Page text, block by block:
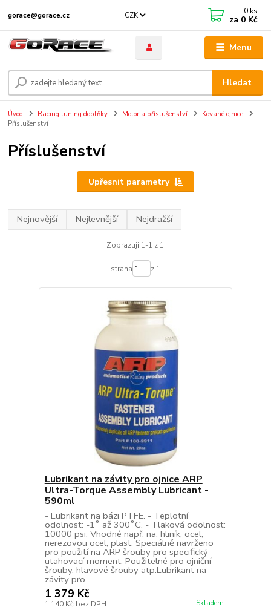
Menu
CZK
Hledat
gorace@gorace.cz 0 ks
za 0 Kč
Úvod Racing tuning doplňky Motor a příslušenství
Kované ojnice
Příslušenství
Příslušenství
Upřesnit parametry
Nejnovější Nejlevnější Nejdražší
Zobrazuji 1-1 z 1
strana z 1
Lubrikant na závity pro ojnice ARP
Ultra-Torque Assembly Lubricant -
590ml
- Lubrikant na bázi PTFE. - Teplotní
odolnost: -1˚ až 300˚C. - Tlaková odolnost:
10000 psi. Vhodné např. na: hliník, ocel,
nerezovou ocel, plast. Speciálně navrženo
pro použití na ARP šrouby pro specifický
utahovací moment. Použitelné pro ojniční
šrouby, hlavové šrouby atp.Lubrikant na
závity pro ...
1 379 Kč
1 140 Kč bez DPH Skladem